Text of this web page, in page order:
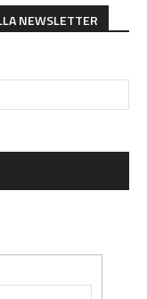
NEWSLETTER